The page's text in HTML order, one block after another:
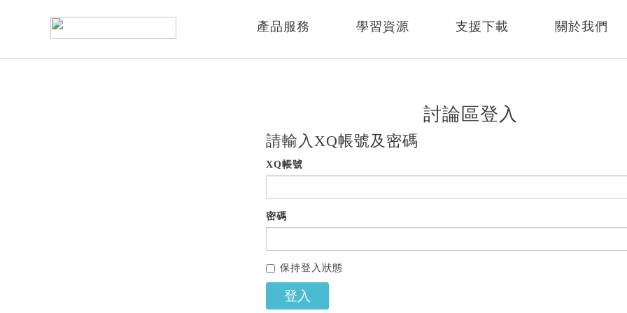
產品服務 學習資源 支援下載 關於我們
討論區登入
請輸入XQ帳號及密碼
XQ帳號
密碼
保持登入狀態
登入